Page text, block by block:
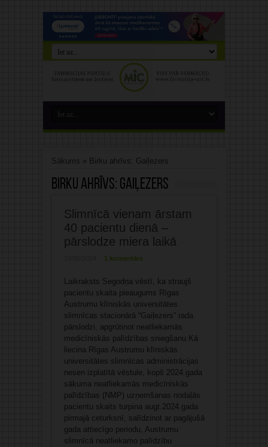
Sākums » Birku ahrīvs: Gaiļezers
Birku ahrīvs: Gaiļezers
Slimnīcā vienam ārstam
40 pacientu dienā –
pārslodze miera laikā
1 komentārs
Laikraksts Segodņa vēstī, ka straujš
pacientu skaita pieaugums Rīgas
Austrumu klīniskās universitātes
slimnīcas stacionārā “Gaiļezers” rada
pārslodzi, apgrūtinot neatliekamās
medicīniskās palīdzības sniegšanu.Kā
liecina Rīgas Austrumu klīniskās
universitātes slimnīcas administrācijas
nesen izplatītā vēstule, kopš 2024.gada
sākuma neatliekamās medicīniskās
palīdzības (NMP) uzņemšanas nodaļās
pacientu skaits turpina augt.2024.gada
pirmajā ceturksnī, salīdzinot ar pagājušā
gada attiecīgo periodu, Austrumu
slimnīcā neatliekamo palīdzību